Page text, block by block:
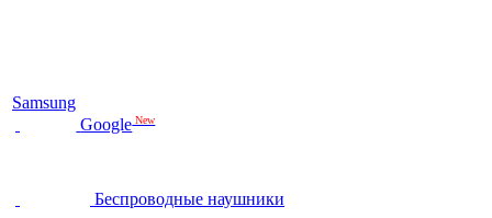
Samsung
Google New
Беспроводные наушники